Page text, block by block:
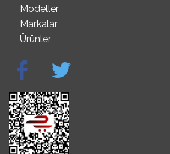
Modeller
Markalar
Ürünler